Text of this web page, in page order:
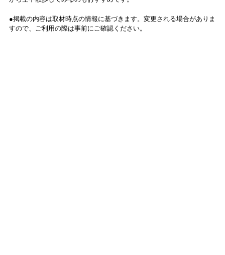
●掲載の内容は取材時点の情報に基づきます。変更される場合がありま
すので、ご利用の際は事前にご確認ください。